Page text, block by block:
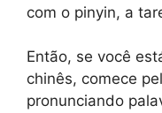
com o pinyin, a
Então, se você
chinês, comece
pronunciando